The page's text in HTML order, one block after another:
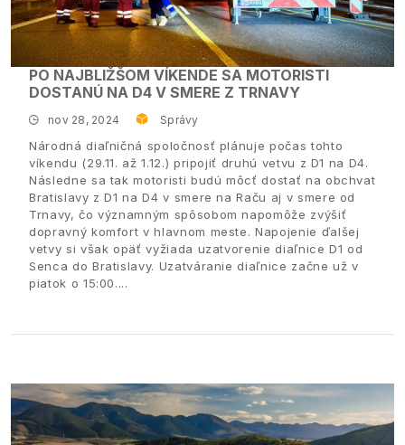
PO NAJBLIŽŠOM VÍKENDE SA MOTORISTI
DOSTANÚ NA D4 V SMERE Z TRNAVY
nov 28, 2024 Správy
Národná diaľničná spoločnosť plánuje počas tohto
víkendu (29.11. až 1.12.) pripojiť druhú vetvu z D1 na D4.
Následne sa tak motoristi budú môcť dostať na obchvat
Bratislavy z D1 na D4 v smere na Raču aj v smere od
Trnavy, čo významným spôsobom napomôže zvýšiť
dopravný komfort v hlavnom meste. Napojenie ďalšej
vetvy si však opäť vyžiada uzatvorenie diaľnice D1 od
Senca do Bratislavy. Uzatváranie diaľnice začne už v
piatok o 15:00.